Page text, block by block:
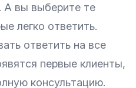
А вы выберите те
легко ответить.
ответить на все
первые клиенты,
консультацию.